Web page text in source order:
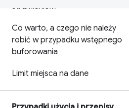
strumieniom
Co warto, a czego nie należy
robić w przypadku wstępnego
buforowania
Limit miejsca na dane